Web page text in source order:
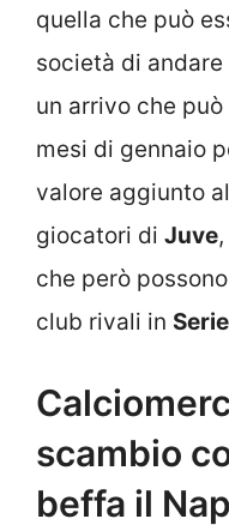
quella che può
società di
un arrivo che
mesi di gennaio
valore aggiunto
giocatori di Juve,
che però
club rivali in
scambio
beffa il